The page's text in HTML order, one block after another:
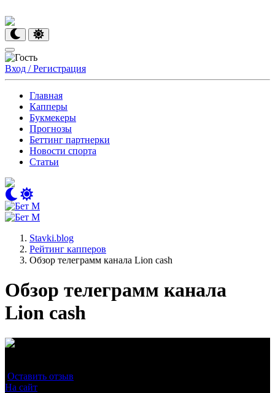
Вход / Регистрация
Главная
Капперы
Букмекеры
Прогнозы
Беттинг партнерки
Новости спорта
Статьи
Stavki.blog
Рейтинг капперов
Обзор телеграмм канала Lion cash
Обзор телеграмм канала
Lion cash
Оставить отзыв
На сайт